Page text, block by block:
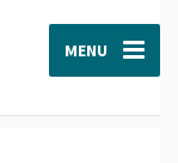
MENU